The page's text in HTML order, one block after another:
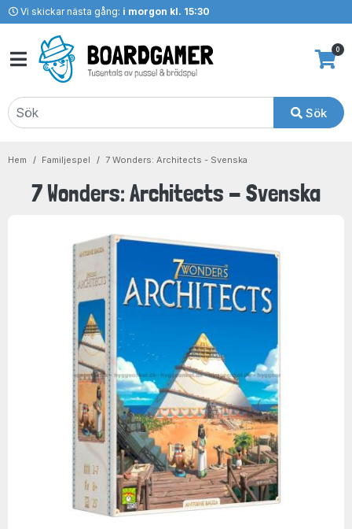
Vi skickar nästa gång: i morgon kl. 15:30
Sök
0
Hem Familjespel 7 Wonders: Architects - Svenska
7 Wonders: Architects - Svenska